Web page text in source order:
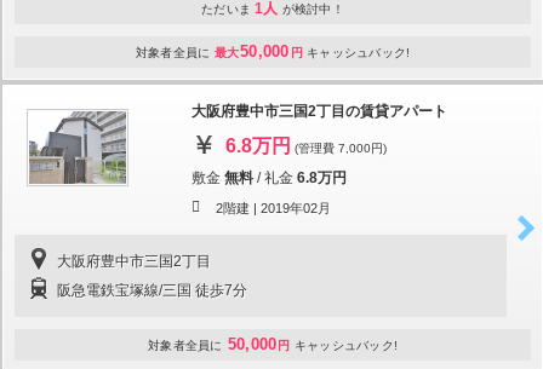
ただいま 1人 が検討中！
対象者全員に 最大50,000 円 キャッシュバック!
大阪府豊中市三国2丁目の賃貸アパート
6.8万円 (管理費 7,000円)
敷金 無料 /礼金 6.8万円
2階建 | 2019年02月
大阪府豊中市三国2丁目
阪急電鉄宝塚線/三国 徒歩7分
対象者全員に 50,000 円 キャッシュバック!